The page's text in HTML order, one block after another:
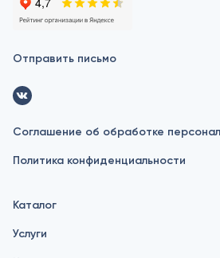
Отправить письмо
Соглашение об обработке
Политика конфиденциальности
Каталог
Услуги